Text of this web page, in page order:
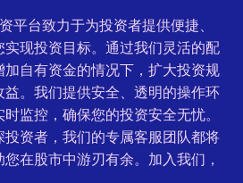
平台致力于为投资者提供便捷、
现投资目标。通过我们灵活的配
自有资金的情况下，扩大投资规
。我们提供安全、透明的操作环
监控，确保您的投资安全无忧。
资者，我们的专属客服团队都将
在股市中游刃有余。加入我们，